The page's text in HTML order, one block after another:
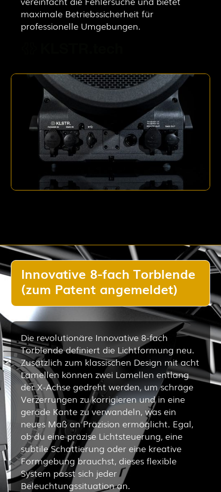
maximale Betriebssicherheit für
professionelle Umgebungen.
Innovative 8-fach Torblende
(zum Patent angemeldet)
Die revolutionäre Innovative 8-fach
Torblende definiert die Lichtformung neu.
Zusätzlich zum klassischen Design mit acht
Lamellen können zwei Lamellen entlang
der X-Achse gedreht werden, um schräge
Verzerrungen zu korrigieren und in eine
gerade Kante zu verwandeln, was ein
neues Maß an Präzision ermöglicht. Egal,
ob du eine präzise Lichtsteuerung, eine
subtile Schattierung oder eine kreative
Formgebung brauchst, dieses flexible
System passt sich jeder
Beleuchtungssituation an.